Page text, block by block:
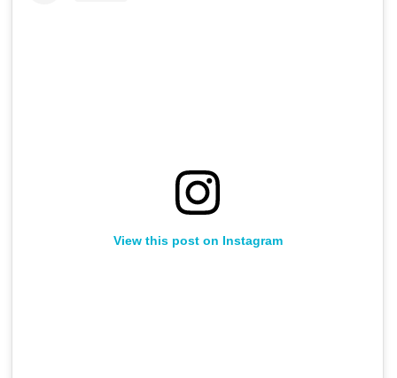
View this post on Instagram